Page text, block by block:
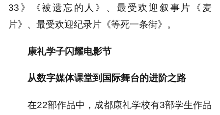
33》《被遗忘的人》、最受欢迎叙事片《麦
片》、最受欢迎纪录片《等死一条街》。
康礼学子闪耀电影节
从数字媒体课堂到国际舞台的进阶之路
在22部作品中，成都康礼学校有3部学生作品